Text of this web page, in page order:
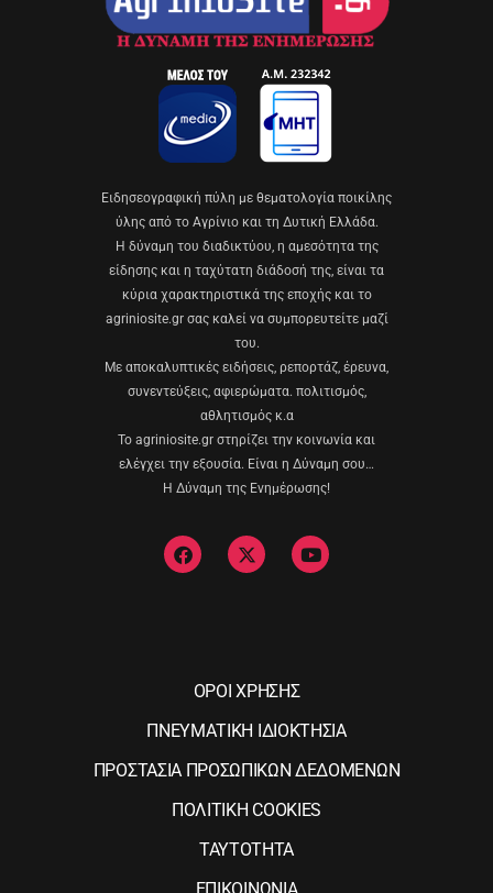
Eιδησεογραφική πύλη με θεματολογία ποικίλης
ύλης από το Αγρίνιο και τη Δυτική Ελλάδα.
Η δύναμη του διαδικτύου, η αμεσότητα της
είδησης και η ταχύτατη διάδοσή της, είναι τα
κύρια χαρακτηριστικά της εποχής και το
agriniosite.gr σας καλεί να συμπορευτείτε μαζί
του.
Με αποκαλυπτικές ειδήσεις, ρεπορτάζ, έρευνα,
συνεντεύξεις, αφιερώματα. πολιτισμός,
αθλητισμός κ.α
Το agriniosite.gr στηρίζει την κοινωνία και
ελέγχει την εξουσία. Είναι η Δύναμη σου…
Η Δύναμη της Ενημέρωσης!
ΟΡΟΙ ΧΡΗΣΗΣ
ΠΝΕΥΜΑΤΙΚΗ ΙΔΙΟΚΤΗΣΙΑ
ΠΡΟΣΤΑΣΙΑ ΠΡΟΣΩΠΙΚΩΝ ΔΕΔΟΜΕΝΩΝ
ΠΟΛΙΤΙΚΗ COOKIES
ΤΑΥΤΟΤΗΤΑ